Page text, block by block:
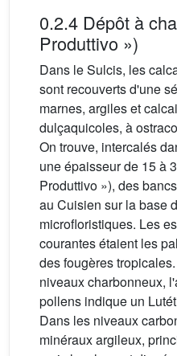
0.2.4 Dépôt à
Produttivo »)
Dans le Sulcis, les
sont recouverts d'une
marnes, argiles et
dulçaquicoles, à
On trouve, intercalés
une épaisseur de 15 à
Produttivo »), des
au Cuisien sur la base
microfloristiques. Les
courantes étaient les
des fougères
niveaux charbonneux,
pollens indique un
Dans les niveaux
minéraux argileux,